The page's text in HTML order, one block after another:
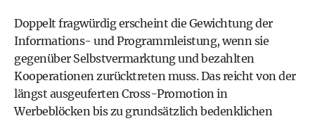
Doppelt fragwürdig erscheint die Gewichtung der
Informations- und Programmleistung, wenn sie
gegenüber Selbstvermarktung und bezahlten
Kooperationen zurücktreten muss. Das reicht von der
längst ausgeuferten Cross-Promotion in
Werbeblöcken bis zu grundsätzlich bedenklichen